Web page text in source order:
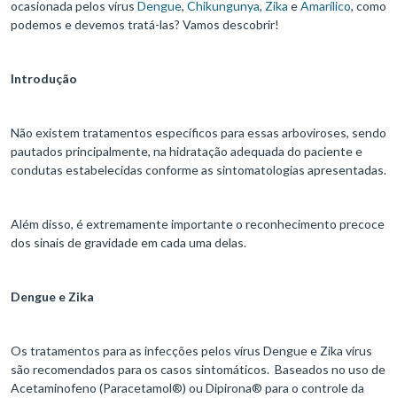
ocasionada pelos vírus Dengue, Chikungunya, Zika eAmarílico, como
podemos e devemos tratá-las? Vamos descobrir!
Introdução
Não existem tratamentos específicos para essas arboviroses, sendo
pautados principalmente, na hidratação adequada do paciente e
condutas estabelecidas conforme as sintomatologias apresentadas.
Além disso, é extremamente importante o reconhecimento precoce
dos sinais de gravidade em cada uma delas.
Dengue e Zika
Os tratamentos para as infecções pelos vírus Dengue e Zika vírus
são recomendados para os casos sintomáticos. Baseados no uso de
Acetaminofeno (Paracetamol®) ou Dipirona® para o controle da